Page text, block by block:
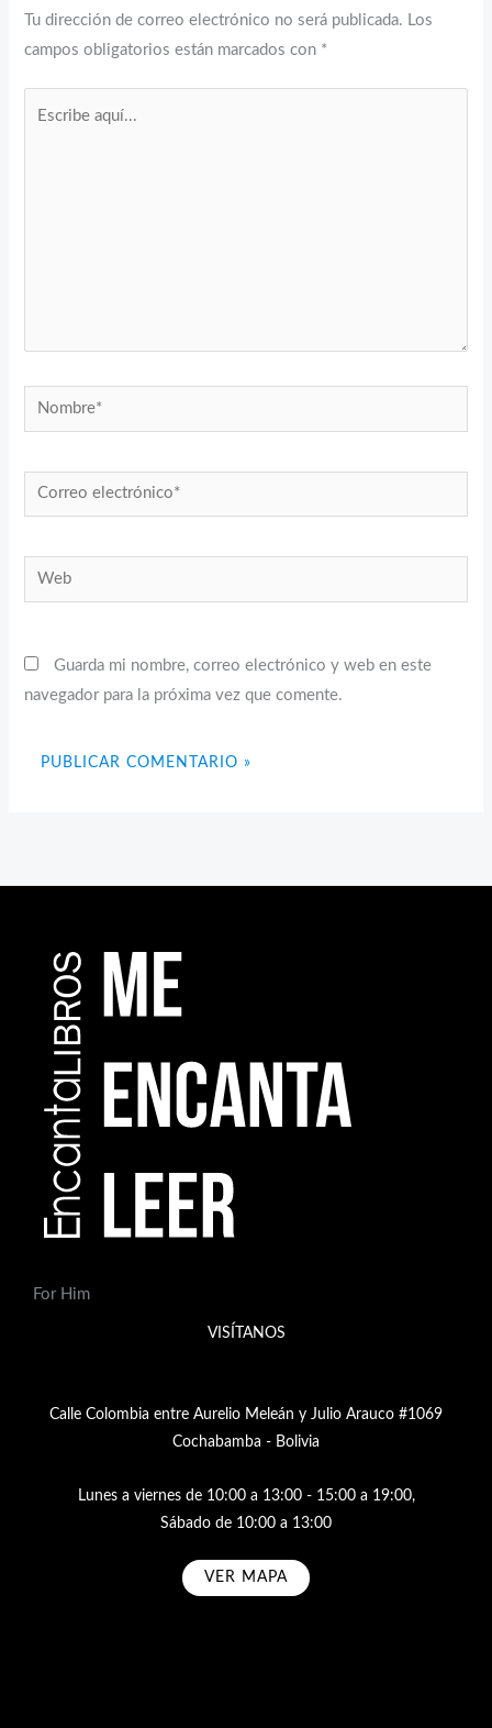
Tu dirección de correo electrónico no será publicada. Los
campos obligatorios están marcados con *
Nombre*
Correo
electrónico*
Web
Guarda mi nombre, correo electrónico y web en este
navegador para la próxima vez que comente.
For Him
VISÍTANOS
Calle Colombia entre Aurelio Meleán y Julio Arauco #1069
Cochabamba - Bolivia
Lunes a viernes de 10:00 a 13:00 - 15:00 a 19:00,
Sábado de 10:00 a 13:00
VER MAPA